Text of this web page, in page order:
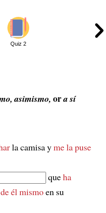
Quiz 2
asimismo,ora sí
la camisa yme la puse
queha
de él mismoen su